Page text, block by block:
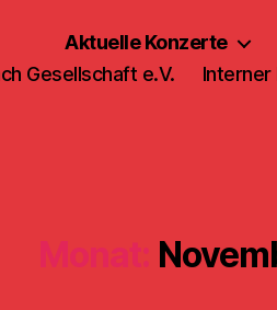
Aktuelle Konzerte
Gesellschaft e.V.
Interner
Monat: